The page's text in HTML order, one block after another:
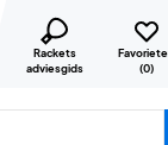
Rackets
adviesgids
(0)
merken